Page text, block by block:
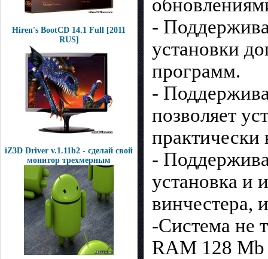
Hiren's BootCD 14.1 Full [2011
RUS]
iZ3D Driver v.1.11b2 - сделай свой
монитор трехмерным
-
установки
программ.
-
позволяет
-
установка и
винчестера,
-Система не
RAM 128 Mb